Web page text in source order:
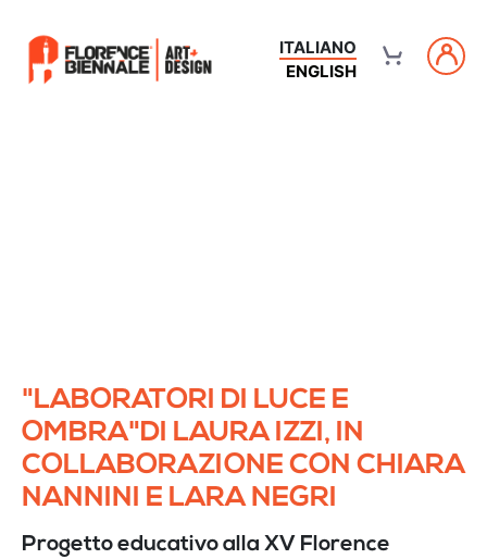
ITALIANO
ENGLISH
"LABORATORI DI LUCE E
OMBRA"DI LAURA IZZI, IN
COLLABORAZIONE CON CHIARA
NANNINI E LARA NEGRI
Progetto educativo alla XV Florence